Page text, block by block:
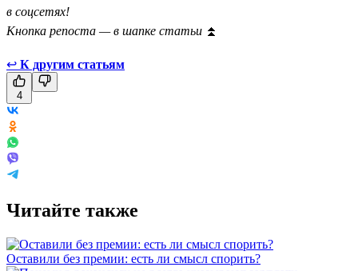
в соцсетях!
Кнопка репоста — в шапке статьи ⏫
↩ К другим статьям
4
Читайте также
Оставили без премии: есть ли смысл спорить?